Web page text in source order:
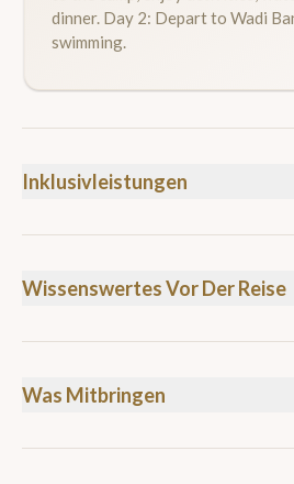
dinner. Day 2: Depart to Wadi
swimming.
Inklusivleistungen
Inbegriffen
Dinner at the camp
Optional activities (like quad biking)
Meals not included in the program
Wissenswertes Vor Der Reise
Make sure to wear comfortable
Was Mitbringen
Bring appropriate desert clothing,